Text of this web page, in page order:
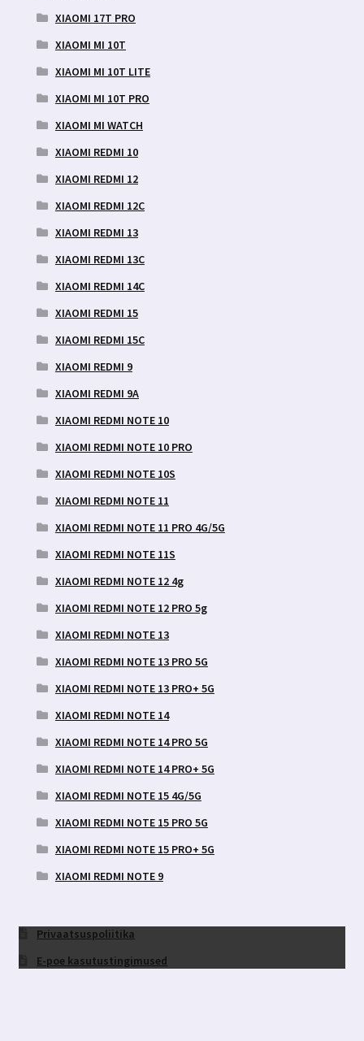
XIAOMI 17T PRO
XIAOMI MI 10T
XIAOMI MI 10T LITE
XIAOMI MI 10T PRO
XIAOMI MI WATCH
XIAOMI REDMI 10
XIAOMI REDMI 12
XIAOMI REDMI 12C
XIAOMI REDMI 13
XIAOMI REDMI 13C
XIAOMI REDMI 14C
XIAOMI REDMI 15
XIAOMI REDMI 15C
XIAOMI REDMI 9
XIAOMI REDMI 9A
XIAOMI REDMI NOTE 10
XIAOMI REDMI NOTE 10 PRO
XIAOMI REDMI NOTE 10S
XIAOMI REDMI NOTE 11
XIAOMI REDMI NOTE 11 PRO 4G/5G
XIAOMI REDMI NOTE 11S
XIAOMI REDMI NOTE 12 4g
XIAOMI REDMI NOTE 12 PRO 5g
XIAOMI REDMI NOTE 13
XIAOMI REDMI NOTE 13 PRO 5G
XIAOMI REDMI NOTE 13 PRO+ 5G
XIAOMI REDMI NOTE 14
XIAOMI REDMI NOTE 14 PRO 5G
XIAOMI REDMI NOTE 14 PRO+ 5G
XIAOMI REDMI NOTE 15 4G/5G
XIAOMI REDMI NOTE 15 PRO 5G
XIAOMI REDMI NOTE 15 PRO+ 5G
XIAOMI REDMI NOTE 9
Privaatsuspoliitika
E-poe kasutustingimused